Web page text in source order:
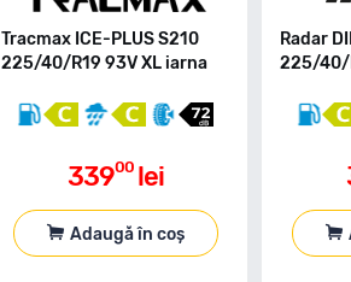
Tracmax ICE-PLUS S210
225/40/R19 93V XL iarna
33900 lei
Adaugă în coș
Radar
225/40/